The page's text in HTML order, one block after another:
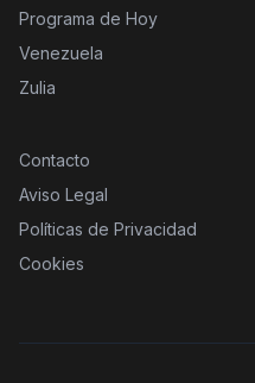
Programa de Hoy
Venezuela
Zulia
Contacto
Aviso Legal
Políticas de Privacidad
Cookies